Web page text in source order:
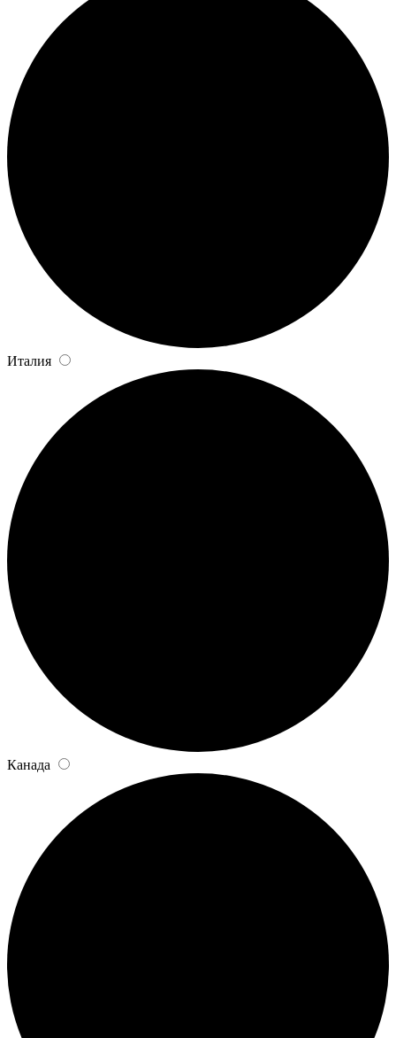
Италия
Канада